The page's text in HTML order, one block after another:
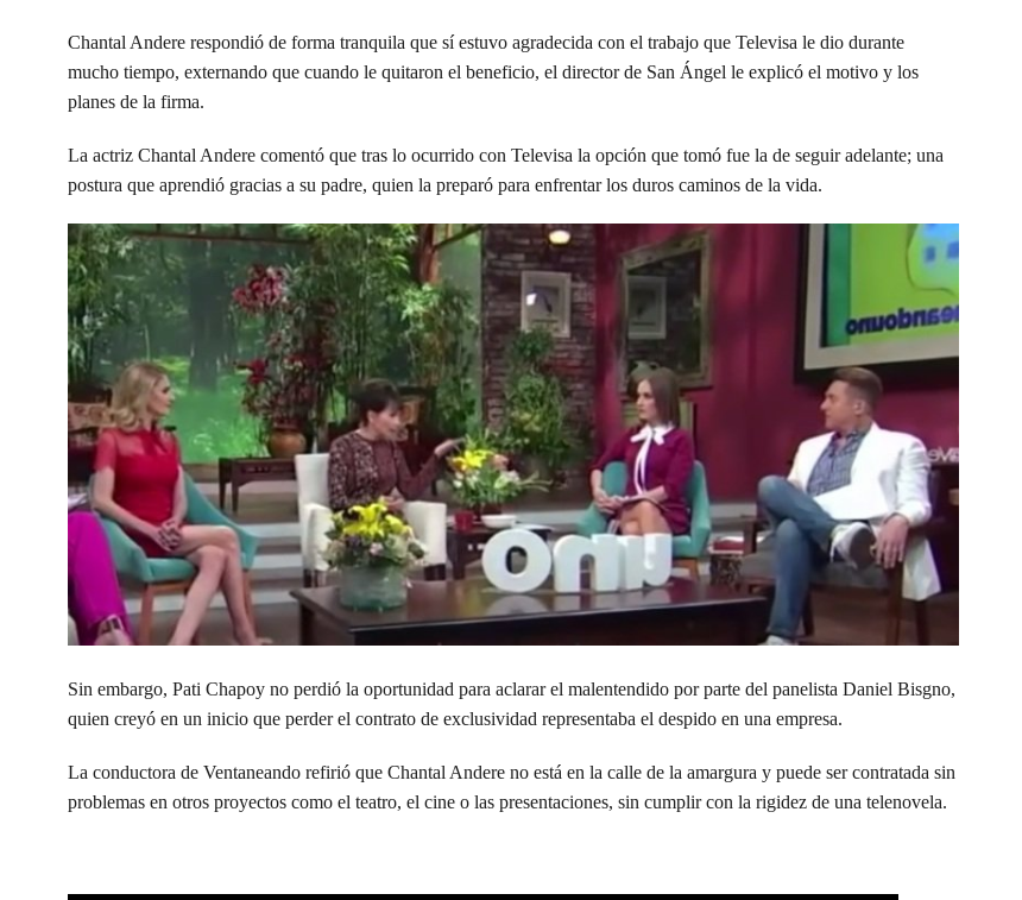
Chantal Andere respondió de forma tranquila que sí estuvo agradecida con el trabajo que Televisa le dio durante
mucho tiempo, externando que cuando le quitaron el beneficio, el director de San Ángel le explicó el motivo y los
planes de la firma.
La actriz Chantal Andere comentó que tras lo ocurrido con Televisa la opción que tomó fue la de seguir adelante; una
postura que aprendió gracias a su padre, quien la preparó para enfrentar los duros caminos de la vida.
Sin embargo, Pati Chapoy no perdió la oportunidad para aclarar el malentendido por parte del panelista Daniel Bisgno,
quien creyó en un inicio que perder el contrato de exclusividad representaba el despido en una empresa.
La conductora de Ventaneando refirió que Chantal Andere no está en la calle de la amargura y puede ser contratada sin
problemas en otros proyectos como el teatro, el cine o las presentaciones, sin cumplir con la rigidez de una telenovela.